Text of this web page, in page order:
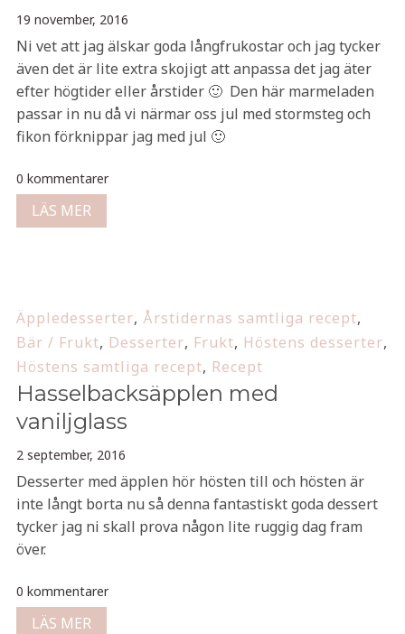
19 november, 2016
Ni vet att jag älskar goda långfrukostar och jag tycker
även det är lite extra skojigt att anpassa det jag äter
efter högtider eller årstider 🙂 Den här marmeladen
passar in nu då vi närmar oss jul med stormsteg och
fikon förknippar jag med jul 🙂
0 kommentarer
LÄS MER
Äppledesserter, Årstidernas samtliga recept,
Bär / Frukt, Desserter, Frukt, Höstens desserter,
Höstens samtliga recept, Recept
Hasselbacksäpplen med
vaniljglass
2 september, 2016
Desserter med äpplen hör hösten till och hösten är
inte långt borta nu så denna fantastiskt goda dessert
tycker jag ni skall prova någon lite ruggig dag fram
över.
0 kommentarer
LÄS MER